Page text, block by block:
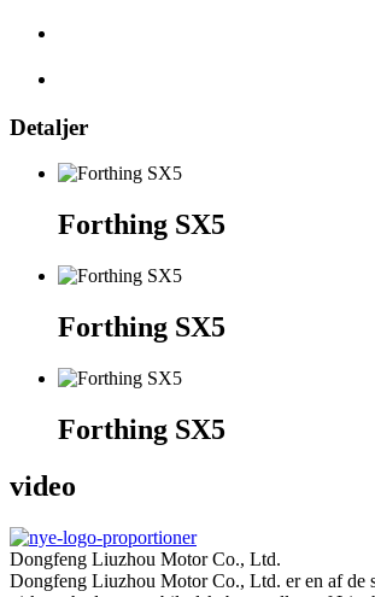
Detaljer
Forthing SX5
Forthing SX5
Forthing SX5
video
Dongfeng Liuzhou Motor Co., Ltd.
Dongfeng Liuzhou Motor Co., Ltd. er en af ​​de